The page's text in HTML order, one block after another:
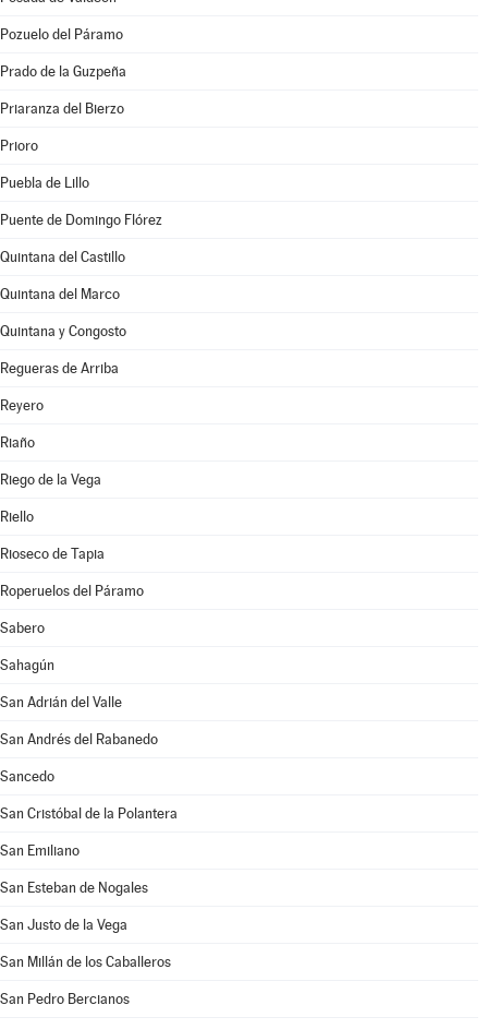
Pozuelo del Páramo
Prado de la Guzpeña
Priaranza del Bierzo
Prioro
Puebla de Lillo
Puente de Domingo Flórez
Quintana del Castillo
Quintana del Marco
Quintana y Congosto
Regueras de Arriba
Reyero
Riaño
Riego de la Vega
Riello
Rioseco de Tapia
Roperuelos del Páramo
Sabero
Sahagún
San Adrián del Valle
San Andrés del Rabanedo
Sancedo
San Cristóbal de la Polantera
San Emiliano
San Esteban de Nogales
San Justo de la Vega
San Millán de los Caballeros
San Pedro Bercianos